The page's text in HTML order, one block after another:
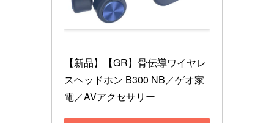
【新品】【GR】骨伝導ワイヤレ
スヘッドホン B300 NB／ゲオ家
電／AVアクセサリー